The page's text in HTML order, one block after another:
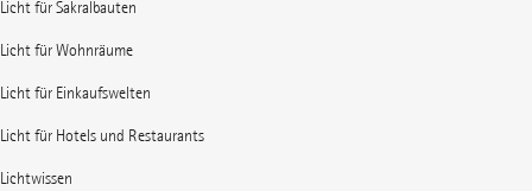
Licht für Sakralbauten
Licht für Wohnräume
Licht für Einkaufswelten
Licht für Hotels und Restaurants
Lichtwissen